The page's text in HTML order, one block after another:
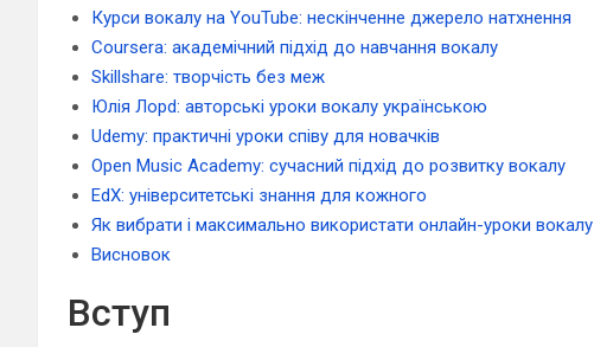
Курси вокалу на YouTube: нескінченне джерело натхнення
Coursera: академічний підхід до навчання вокалу
Skillshare: творчість без меж
Юлія Лорd: авторські уроки вокалу українською
Udemy: практичні уроки співу для новачків
Open Music Academy: сучасний підхід до розвитку вокалу
EdX: університетські знання для кожного
Як вибрати і максимально використати онлайн-уроки вокалу
Висновок
Вступ